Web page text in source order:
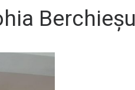
Berchieșu